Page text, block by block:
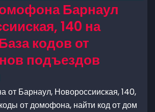
Барнаул
140 на
кодов от
подъездов
от Барнаул, Новороссииская, 140,
от домофона, найти код от дом